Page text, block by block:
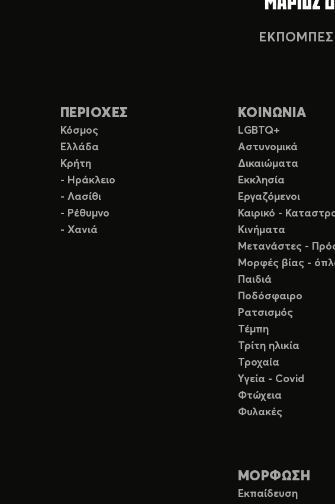
ΕΚΠΟΜΠΕΣ
ΠΕΡΙΟΧΕΣ
Κόσμος
Ελλάδα
Κρήτη
- Ηράκλειο
- Λασίθι
- Ρέθυμνο
- Χανιά
ΚΟΙΝΩΝΙΑ
LGBTQ+
Αστυνομικά
Δικαιώματα
Εκκλησία
Εργαζόμενοι
Καιρικό -
Κινήματα
Μετανάστες -
Μορφές βίας -
Παιδιά
Ποδόσφαιρο
Ρατσισμός
Τέμπη
Τρίτη ηλικία
Τροχαία
Υγεία - Covid
Φτώχεια
Φυλακές
ΜΟΡΦΩΣΗ
Εκπαίδευση